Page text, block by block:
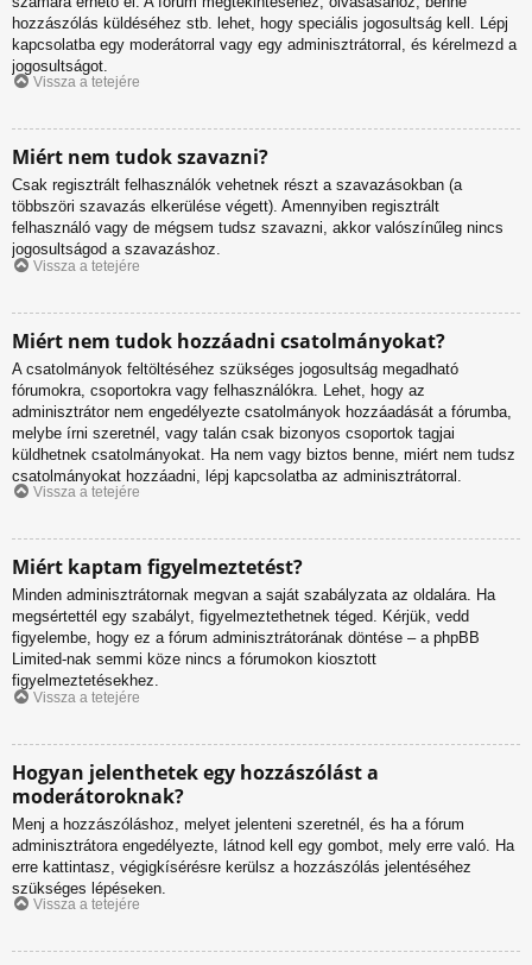
hozzászólás küldéséhez stb. lehet, hogy speciális jogosultság kell. Lépj
kapcsolatba egy moderátorral vagy egy adminisztrátorral, és kérelmezd a
jogosultságot.
Vissza a tetejére
Miért nem tudok szavazni?
Csak regisztrált felhasználók vehetnek részt a szavazásokban (a
többszöri szavazás elkerülése végett). Amennyiben regisztrált
felhasználó vagy de mégsem tudsz szavazni, akkor valószínűleg nincs
jogosultságod a szavazáshoz.
Vissza a tetejére
Miért nem tudok hozzáadni csatolmányokat?
A csatolmányok feltöltéséhez szükséges jogosultság megadható
fórumokra, csoportokra vagy felhasználókra. Lehet, hogy az
adminisztrátor nem engedélyezte csatolmányok hozzáadását a fórumba,
melybe írni szeretnél, vagy talán csak bizonyos csoportok tagjai
küldhetnek csatolmányokat. Ha nem vagy biztos benne, miért nem tudsz
csatolmányokat hozzáadni, lépj kapcsolatba az adminisztrátorral.
Vissza a tetejére
Miért kaptam figyelmeztetést?
Minden adminisztrátornak megvan a saját szabályzata az oldalára. Ha
megsértettél egy szabályt, figyelmeztethetnek téged. Kérjük, vedd
figyelembe, hogy ez a fórum adminisztrátorának döntése – a phpBB
Limited-nak semmi köze nincs a fórumokon kiosztott
figyelmeztetésekhez.
Vissza a tetejére
Hogyan jelenthetek egy hozzászólást a
moderátoroknak?
Menj a hozzászóláshoz, melyet jelenteni szeretnél, és ha a fórum
adminisztrátora engedélyezte, látnod kell egy gombot, mely erre való. Ha
erre kattintasz, végigkísérésre kerülsz a hozzászólás jelentéséhez
szükséges lépéseken.
Vissza a tetejére